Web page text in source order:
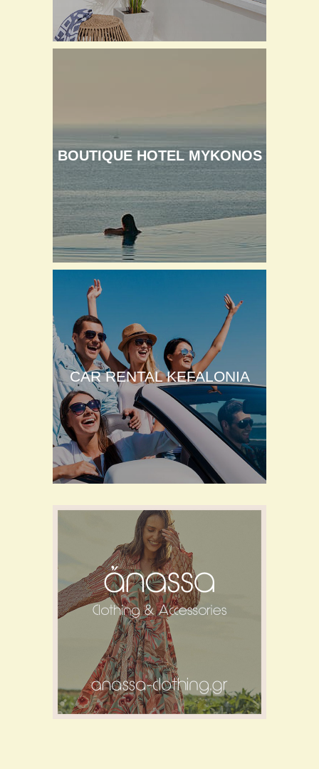
BOUTIQUE HOTEL MYKONOS
CAR RENTAL KEFALONIA